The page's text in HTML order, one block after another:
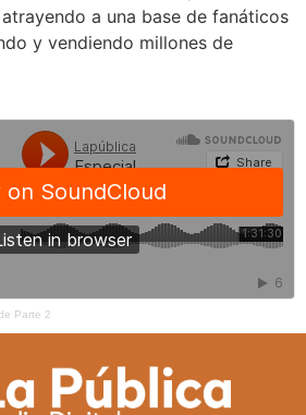
a una base de fanáticos
y vendiendo millones de
Parte 2